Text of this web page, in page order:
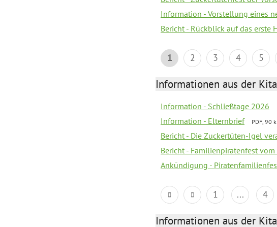
Information - Vorstellung eines
Bericht - Rückblick auf das erste
1 2 3 4 5
Informationen aus der
Information - Schließtage 2026
Information - Elternbrief PDF, 90
Bericht - Die Zuckertüten-Igel
Bericht - Familienpiratenfest
Ankündigung -
1 ... 4
Informationen aus der